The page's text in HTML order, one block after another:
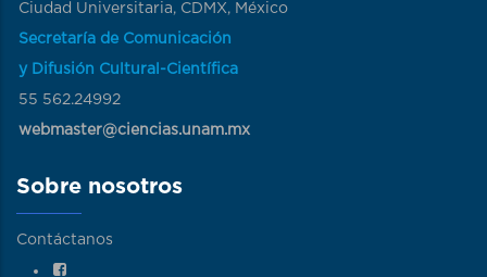
Ciudad Universitaria, CDMX, México
Secretaría de Comunicación
y Difusión Cultural-Científica
55 562.24992
webmaster@ciencias.unam.mx
Sobre nosotros
Contáctanos